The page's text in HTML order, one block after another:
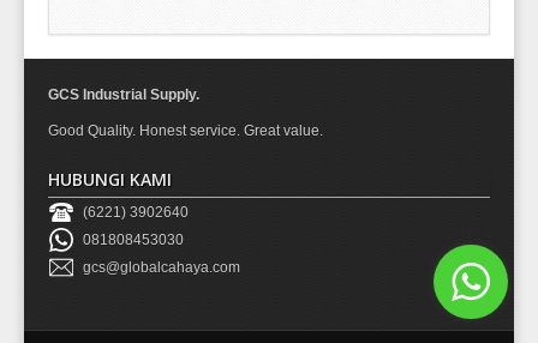
GCS Industrial Supply.
Good Quality. Honest service. Great value.
HUBUNGI KAMI
(6221) 3902640
081808453030
gcs@globalcahaya.com